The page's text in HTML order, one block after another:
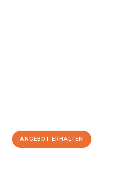
ANGEBOT ERHALTEN